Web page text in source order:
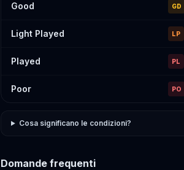
Good GD
Light Played LP
Played PL
Poor PO
Cosa significano le condizioni?
Domande frequenti